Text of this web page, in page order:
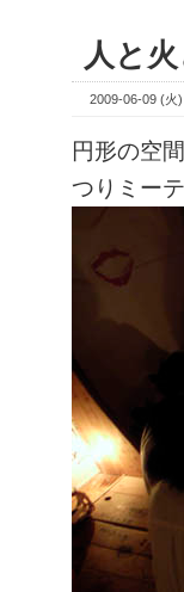
人と
2009-06-09 (火)
円形の空
つりミー